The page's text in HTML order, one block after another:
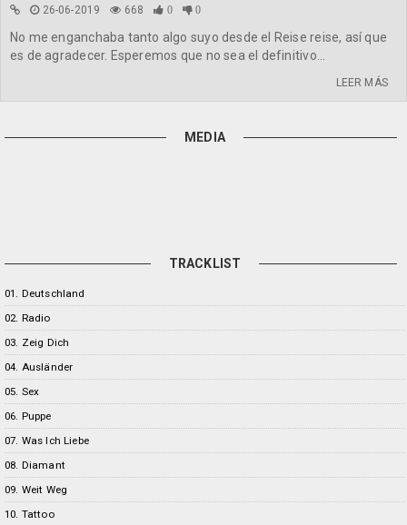
26-06-2019 668 0 0
No me enganchaba tanto algo suyo desde el Reise reise, así que
es de agradecer. Esperemos que no sea el definitivo...
LEER MÁS
MEDIA
TRACKLIST
01. Deutschland
02. Radio
03. Zeig Dich
04. Ausländer
05. Sex
06. Puppe
07. Was Ich Liebe
08. Diamant
09. Weit Weg
10. Tattoo